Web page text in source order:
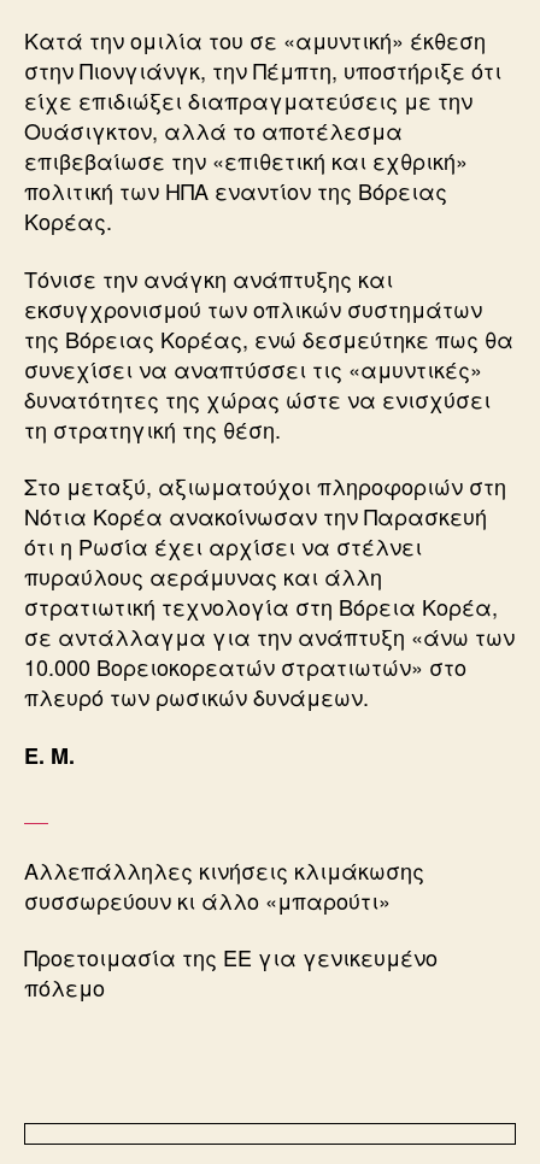
Κατά την ομιλία του σε «αμυντική» έκθεση
στην Πιονγιάνγκ, την Πέμπτη, υποστήριξε ότι
είχε επιδιώξει διαπραγματεύσεις με την
Ουάσιγκτον, αλλά το αποτέλεσμα
επιβεβαίωσε την «επιθετική και εχθρική»
πολιτική των ΗΠΑ εναντίον της Βόρειας
Κορέας.
Τόνισε την ανάγκη ανάπτυξης και
εκσυγχρονισμού των οπλικών συστημάτων
της Βόρειας Κορέας, ενώ δεσμεύτηκε πως θα
συνεχίσει να αναπτύσσει τις «αμυντικές»
δυνατότητες της χώρας ώστε να ενισχύσει
τη στρατηγική της θέση.
Στο μεταξύ, αξιωματούχοι πληροφοριών στη
Νότια Κορέα ανακοίνωσαν την Παρασκευή
ότι η Ρωσία έχει αρχίσει να στέλνει
πυραύλους αεράμυνας και άλλη
στρατιωτική τεχνολογία στη Βόρεια Κορέα,
σε αντάλλαγμα για την ανάπτυξη «άνω των
10.000 Βορειοκορεατών στρατιωτών» στο
πλευρό των ρωσικών δυνάμεων.
Ε. Μ.
Αλλεπάλληλες κινήσεις κλιμάκωσης
συσσωρεύουν κι άλλο «μπαρούτι»
Προετοιμασία της ΕΕ για γενικευμένο
πόλεμο